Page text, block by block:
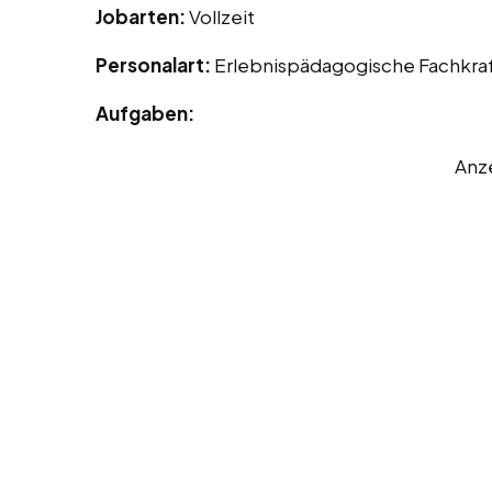
Jobarten:Vollzeit
Personalart: Erlebnispädagogische
Aufgaben: